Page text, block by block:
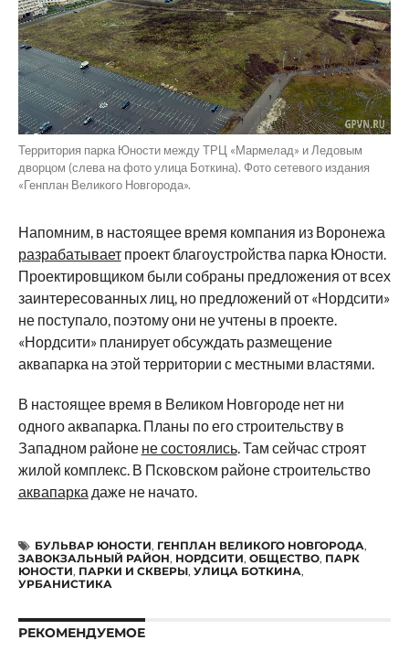
Территория парка Юности между ТРЦ «Мармелад» и Ледовым
дворцом (слева на фото улица Боткина). Фото сетевого издания
«Генплан Великого Новгорода».
Напомним, в настоящее время компания из Воронежа
разрабатываетпроект благоустройства парка Юности.
Проектировщиком были собраны предложения от всех
заинтересованных лиц, но предложений от «Нордсити»
не поступало, поэтому они не учтены в проекте.
«Нордсити» планирует обсуждать размещение
аквапарка на этой территории с местными властями.
В настоящее время в Великом Новгороде нет ни
одного аквапарка. Планы по его строительству в
Западном районе не состоялись. Там сейчас строят
жилой комплекс. В Псковском районе строительство
аквапарка даже не начато.
БУЛЬВАР ЮНОСТИ, ГЕНПЛАН ВЕЛИКОГО НОВГОРОДА,
ЗАВОКЗАЛЬНЫЙ РАЙОН, НОРДСИТИ, ОБЩЕСТВО, ПАРК
ЮНОСТИ, ПАРКИ И СКВЕРЫ, УЛИЦА БОТКИНА,
УРБАНИСТИКА
РЕКОМЕНДУЕМОЕ